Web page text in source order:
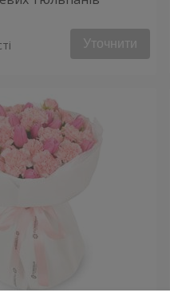
Уточнити